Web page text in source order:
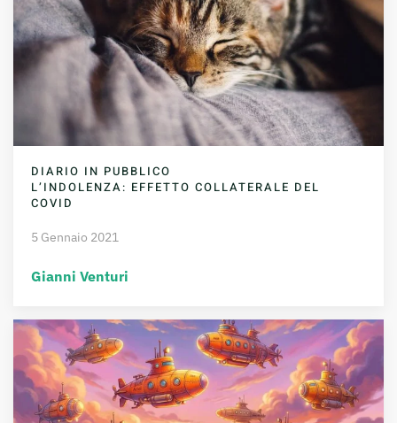
DIARIO IN PUBBLICO
L’INDOLENZA: EFFETTO COLLATERALE DEL
COVID
5 Gennaio 2021
Gianni Venturi